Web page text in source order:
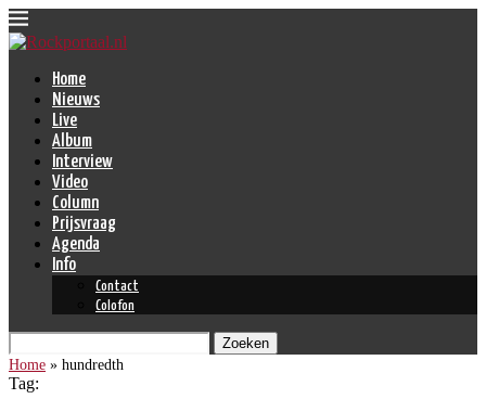
Home
Nieuws
Live
Album
Interview
Video
Column
Prijsvraag
Agenda
Info
Contact
Colofon
Zoeken
Home » hundredth
Tag: